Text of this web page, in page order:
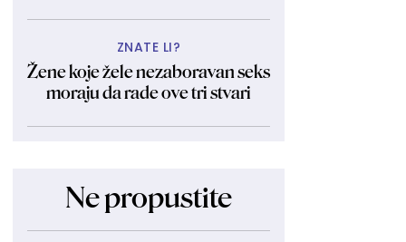
ZNATE LI?
Žene koje žele nezaboravan seks
moraju da rade ove tri stvari
Ne propustite